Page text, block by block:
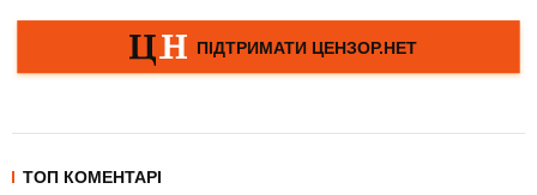
ТОП КОМЕНТАРІ